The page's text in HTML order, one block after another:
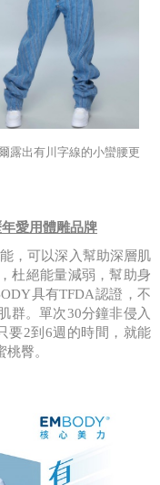
露出有川字線的小蠻腰更
年愛用體雕品牌
，可以深入幫助深層肌
杜絕能量減弱，幫助身
具有TFDA認證，不
群。單次30分鐘非侵入
要2到 6週的時間，就能
臀。